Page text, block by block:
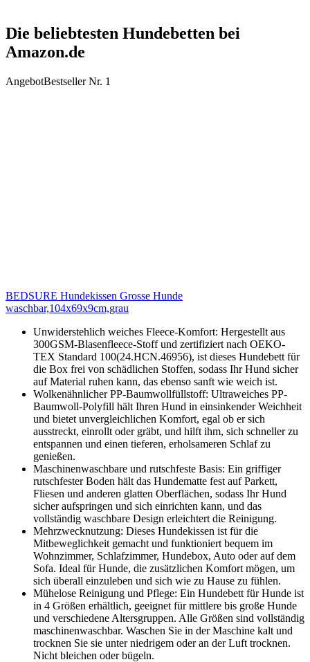
Die beliebtesten Hundebetten bei
Amazon.de
AngebotBestseller Nr. 1
BEDSURE Hundekissen Grosse Hunde
waschbar,104x69x9cm,grau
Unwiderstehlich weiches Fleece-Komfort: Hergestellt aus
300GSM-Blasenfleece-Stoff und zertifiziert nach OEKO-
TEX Standard 100(24.HCN.46956), ist dieses Hundebett für
die Box frei von schädlichen Stoffen, sodass Ihr Hund sicher
auf Material ruhen kann, das ebenso sanft wie weich ist.
Wolkenähnlicher PP-Baumwollfüllstoff: Ultraweiches PP-
Baumwoll-Polyfill hält Ihren Hund in einsinkender Weichheit
und bietet unvergleichlichen Komfort, egal ob er sich
ausstreckt, einrollt oder gräbt, und hilft ihm, sich schneller zu
entspannen und einen tieferen, erholsameren Schlaf zu
genießen.
Maschinenwaschbare und rutschfeste Basis: Ein griffiger
rutschfester Boden hält das Hundematte fest auf Parkett,
Fliesen und anderen glatten Oberflächen, sodass Ihr Hund
sicher aufspringen und sich einrichten kann, und das
vollständig waschbare Design erleichtert die Reinigung.
Mehrzwecknutzung: Dieses Hundekissen ist für die
Mitbeweglichkeit gemacht und funktioniert bequem im
Wohnzimmer, Schlafzimmer, Hundebox, Auto oder auf dem
Sofa. Ideal für Hunde, die zusätzlichen Komfort mögen, um
sich überall einzuleben und sich wie zu Hause zu fühlen.
Mühelose Reinigung und Pflege: Ein Hundebett für Hunde ist
in 4 Größen erhältlich, geeignet für mittlere bis große Hunde
und verschiedene Altersgruppen. Alle Größen sind vollständig
maschinenwaschbar. Waschen Sie in der Maschine kalt und
trocknen Sie sie unter niedrigem oder an der Luft trocknen.
Nicht bleichen oder bügeln.